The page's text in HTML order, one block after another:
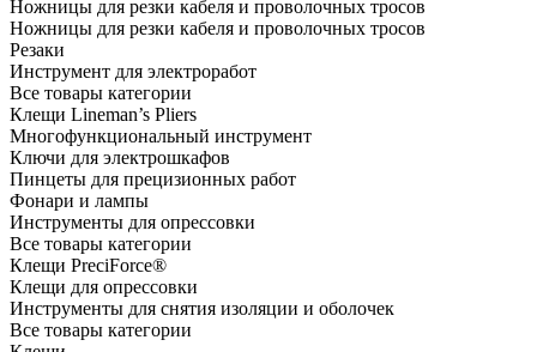
Ножницы для резки кабеля и проволочных тросов
Ножницы для резки кабеля и проволочных тросов
Резаки
Инструмент для электроработ
Все товары категории
Клещи Lineman’s Pliers
Многофункциональный инструмент
Ключи для электрошкафов
Пинцеты для прецизионных работ
Фонари и лампы
Инструменты для опрессовки
Все товары категории
Клещи PreciForce®
Клещи для опрессовки
Инструменты для снятия изоляции и оболочек
Все товары категории